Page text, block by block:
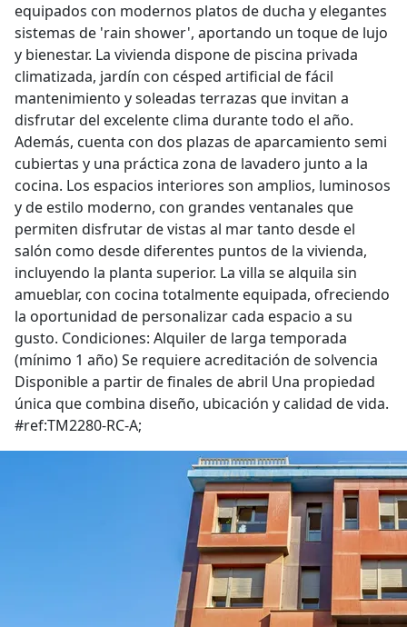
equipados con modernos platos de ducha y elegantes
sistemas de 'rain shower', aportando un toque de lujo
y bienestar. La vivienda dispone de piscina privada
climatizada, jardín con césped artificial de fácil
mantenimiento y soleadas terrazas que invitan a
disfrutar del excelente clima durante todo el año.
Además, cuenta con dos plazas de aparcamiento semi
cubiertas y una práctica zona de lavadero junto a la
cocina. Los espacios interiores son amplios, luminosos
y de estilo moderno, con grandes ventanales que
permiten disfrutar de vistas al mar tanto desde el
salón como desde diferentes puntos de la vivienda,
incluyendo la planta superior. La villa se alquila sin
amueblar, con cocina totalmente equipada, ofreciendo
la oportunidad de personalizar cada espacio a su
gusto. Condiciones: Alquiler de larga temporada
(mínimo 1 año) Se requiere acreditación de solvencia
Disponible a partir de finales de abril Una propiedad
única que combina diseño, ubicación y calidad de vida.
#ref:TM2280-RC-A;